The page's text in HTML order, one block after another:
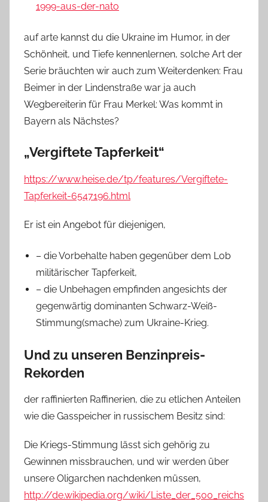
1999-aus-der-nato
auf arte kannst du die Ukraine im Humor, in der
Schönheit, und Tiefe kennenlernen, solche Art der
Serie bräuchten wir auch zum Weiterdenken: Frau
Beimer in der Lindenstraße war ja auch
Wegbereiterin für Frau Merkel: Was kommt in
Bayern als Nächstes?
„Vergiftete Tapferkeit“
https://www.heise.de/tp/features/Vergiftete-
Tapferkeit-6547196.html
Er ist ein Angebot für diejenigen,
– die Vorbehalte haben gegenüber dem Lob
militärischer Tapferkeit,
– die Unbehagen empfinden angesichts der
gegenwärtig dominanten Schwarz-Weiß-
Stimmung(smache) zum Ukraine-Krieg.
Und zu unseren Benzinpreis-
Rekorden
der raffinierten Raffinerien, die zu etlichen Anteilen
wie die Gasspeicher in russischem Besitz sind:
Die Kriegs-Stimmung lässt sich gehörig zu
Gewinnen missbrauchen, und wir werden über
unsere Oligarchen nachdenken müssen,
http://de.wikipedia.org/wiki/Liste_der_500_reichs